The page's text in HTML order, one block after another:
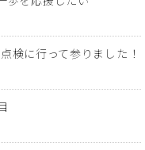
検に行って参りました！